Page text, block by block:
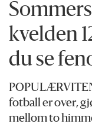
kvelden
du se
fotball er over,
mellom to